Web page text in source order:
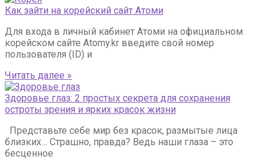
Как зайти на корейский сайт Атоми
Для входа в личный кабинет Атоми на официальном
корейском сайте Atomy.kr введите свой номер
пользователя (ID) и
Читать далее »
Здоровье глаз: 2 простых секрета для сохранения
остроты зрения и ярких красок жизни
Представьте себе мир без красок, размытые лица
близких… Страшно, правда? Ведь наши глаза – это
бесценное